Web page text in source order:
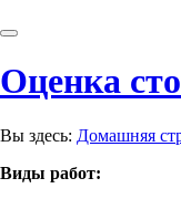
Оценка
Вы здесь: Домашняя
Виды работ: